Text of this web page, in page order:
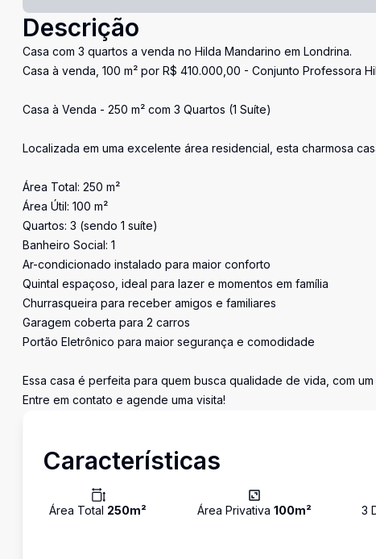
Descrição
Casa com 3 quartos a venda no Hilda Mandarino em Londrina.
Casa à venda, 100 m² por R$ 410.000,00 - Conjunto Professora
Casa à Venda - 250 m² com 3 Quartos (1 Suíte)
Localizada em uma excelente área residencial, esta charmosa
Área Total: 250 m²
Área Útil: 100 m²
Quartos: 3 (sendo 1 suíte)
Banheiro Social: 1
Ar-condicionado instalado para maior conforto
Quintal espaçoso, ideal para lazer e momentos em família
Churrasqueira para receber amigos e familiares
Garagem coberta para 2 carros
Portão Eletrônico para maior segurança e comodidade
Essa casa é perfeita para quem busca qualidade de vida, com
Entre em contato e agende uma visita!
Características
Área Total 250m² Área Privativa 100m² 3